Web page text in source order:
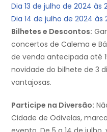
Dia 13 de julho de 2024 às
Dia 14 de julho de 2024 às
Bilhetes e Descontos:
concertos de Calema e
de venda antecipada até
novidade do bilhete de 3
vantajosas.
Participe na Diversão:
Cidade de Odivelas,